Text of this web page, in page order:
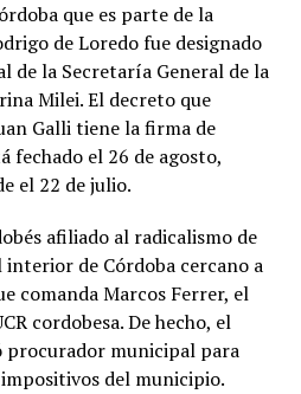
que es parte de la
de Loredo fue designado
de la Secretaría General de la
Milei. El decreto que
Galli tiene la firma de
fechado el 26 de agosto,
el 22 de julio.
afiliado al radicalismo de
de Córdoba cercano a
comanda Marcos Ferrer, el
cordobesa. De hecho, el
municipal para
del municipio.